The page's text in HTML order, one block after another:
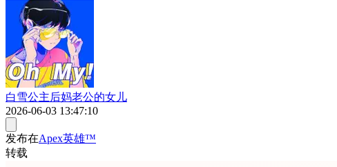
白雪公主后妈老公的女儿
2026-06-03 13:47:10
发布在Apex英雄™
转载